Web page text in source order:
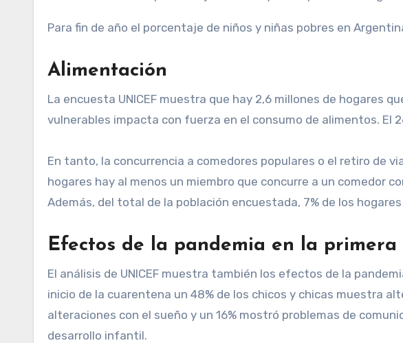
Para fin de año el porcentaje de niños y niñas pobres en
Alimentación
La encuesta UNICEF muestra que hay 2,6 millones de hogares
vulnerables impacta con fuerza en el consumo de alimentos. El
En tanto, la concurrencia a comedores populares o el retiro de
hogares hay al menos un miembro que concurre a un comedor
Además, del total de la población encuestada, 7% de los
Efectos de la pandemia en la primera
El análisis de UNICEF muestra también los efectos de la
inicio de la cuarentena un 48% de los chicos y chicas muestra
alteraciones con el sueño y un 16% mostró problemas de
desarrollo infantil.